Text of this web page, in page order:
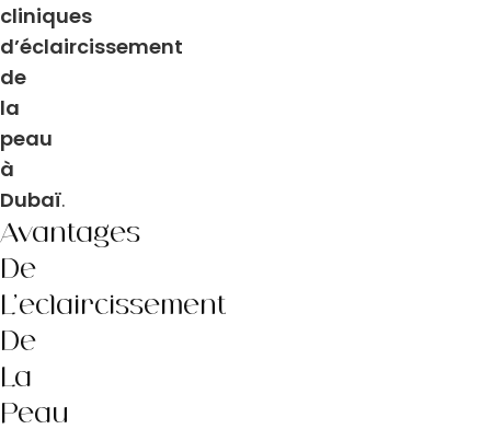
cliniques
d’éclaircissement
de
la
peau
à
Dubaï.
Avantages
De
L’éclaircissement
De
La
Peau